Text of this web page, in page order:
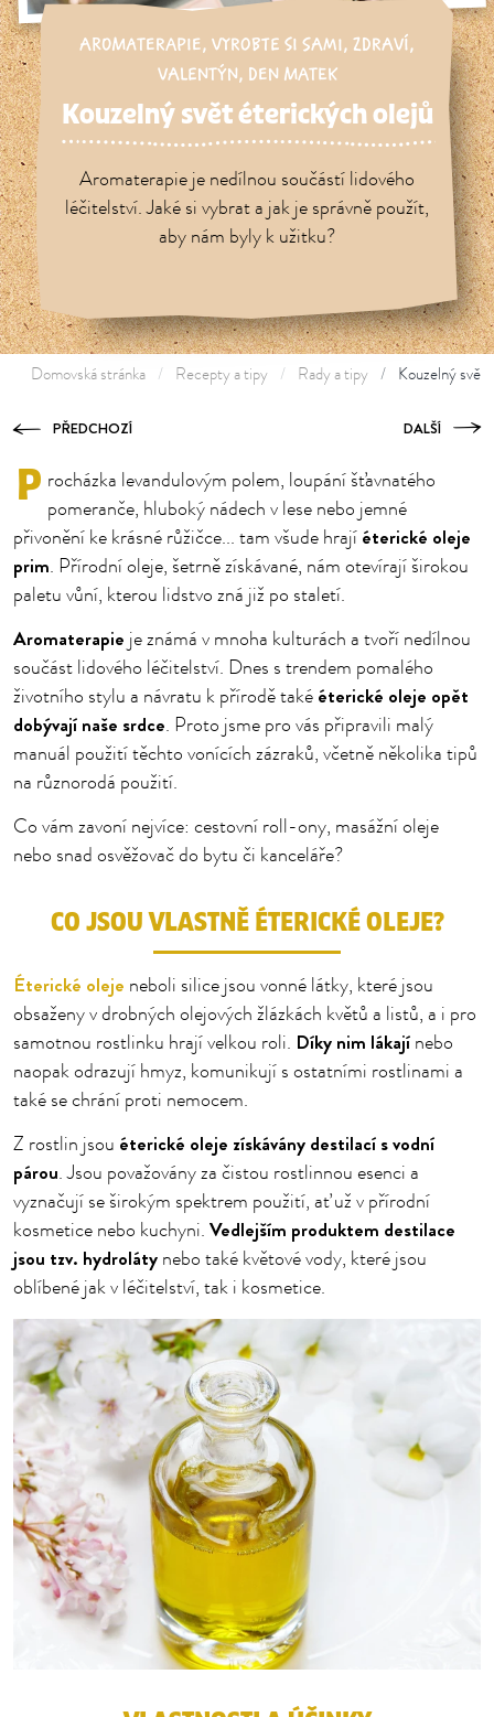
AROMATERAPIE, VYROBTE SI SAMI, ZDRAVÍ,
VALENTÝN, DEN MATEK
Kouzelný svět éterických olejů
Aromaterapie je nedílnou součástí lidového
léčitelství. Jaké si vybrat a jak je správně použít,
aby nám byly k užitku?
Domovská stránka Recepty a tipy Rady a tipy Kouzelný svět
PŘEDCHOZÍ DALŠÍ
P rocházka levandulovým polem, loupání šťavnatého
pomeranče, hluboký nádech v lese nebo jemné
přivonění ke krásné růžičce... tam všude hrají éterické oleje
prim. Přírodní oleje, šetrně získávané, nám otevírají širokou
paletu vůní, kterou lidstvo zná již po staletí.
Aromaterapie je známá v mnoha kulturách a tvoří nedílnou
součást lidového léčitelství. Dnes s trendem pomalého
životního stylu a návratu k přírodě také éterické oleje opět
dobývají naše srdce. Proto jsme pro vás připravili malý
manuál použití těchto vonících zázraků, včetně několika tipů
na různorodá použití.
Co vám zavoní nejvíce: cestovní roll-ony, masážní oleje
nebo snad osvěžovač do bytu či kanceláře?
CO JSOU VLASTNĚ ÉTERICKÉ OLEJE?
Éterické oleje neboli silice jsou vonné látky, které jsou
obsaženy v drobných olejových žlázkách květů a listů, a i pro
samotnou rostlinku hrají velkou roli. Díky nim lákají nebo
naopak odrazují hmyz, komunikují s ostatními rostlinami a
také se chrání proti nemocem.
Z rostlin jsou éterické oleje získávány destilací s vodní
párou. Jsou považovány za čistou rostlinnou esenci a
vyznačují se širokým spektrem použití, ať už v přírodní
kosmetice nebo kuchyni. Vedlejším produktem destilace
jsou tzv. hydroláty nebo také květové vody, které jsou
oblíbené jak v léčitelství, tak i kosmetice.